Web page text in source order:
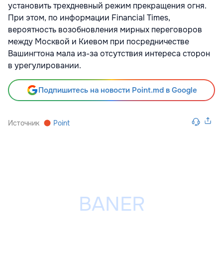
установить трехдневный режим прекращения огня.
При этом, по информации Financial Times,
вероятность возобновления мирных переговоров
между Москвой и Киевом при посредничестве
Вашингтона мала из-за отсутствия интереса сторон
в урегулировании.
Подпишитесь на новости Point.md в Google
Источник Point